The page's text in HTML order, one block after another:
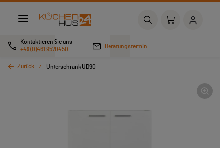
Kontaktieren Sie uns
+49 (0)461 9570450
Beratungstermin
Zurück Unterschrank UD90